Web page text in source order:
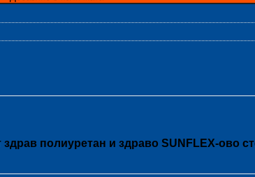
полиуретан и здраво SUNFLEX-ово